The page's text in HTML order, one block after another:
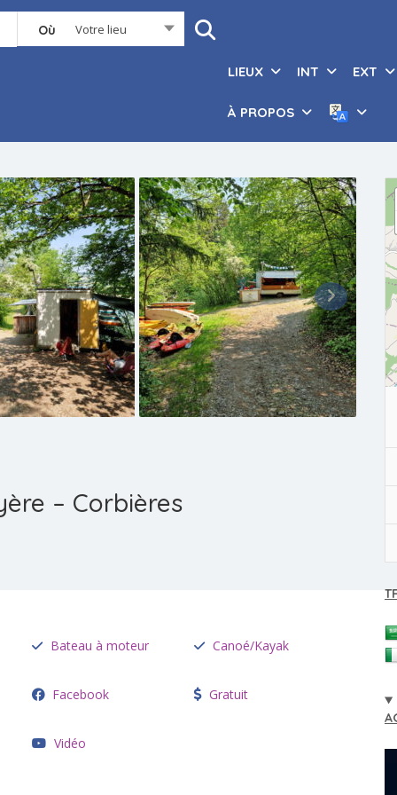
Où Votre lieu
LIEUX INT EXT
À PROPOS
– Corbières
Bateau à moteur Canoé/Kayak
Facebook Gratuit
Vidéo